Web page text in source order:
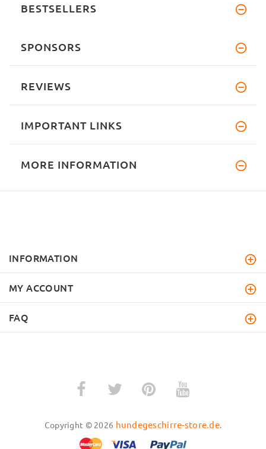
BESTSELLERS
SPONSORS
REVIEWS
IMPORTANT LINKS
MORE INFORMATION
INFORMATION
MY ACCOUNT
FAQ
Copyright © 2026 hundegeschirre-store.de.